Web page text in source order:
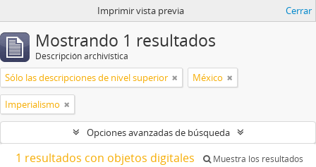
Imprimir vista previa Cerrar
Mostrando 1 resultados
Descripción archivística
Sólo las descripciones de nivel superior México
Imperialismo
Opciones avanzadas de búsqueda
1 resultados con objetos digitales
Muestra los resultados